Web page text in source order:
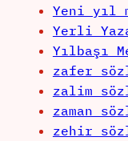
Yeni yıl
Yerli
Yılbaşı
zafer
zalim
zaman
zehir